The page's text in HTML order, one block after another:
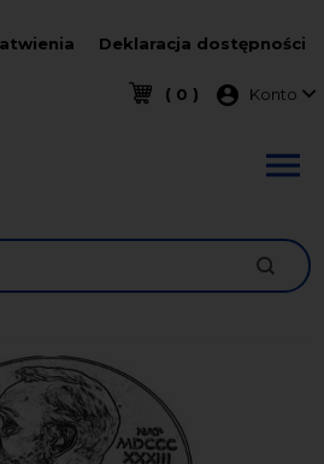
Deklaracja dostępności
( 0 ) Menu
Konto